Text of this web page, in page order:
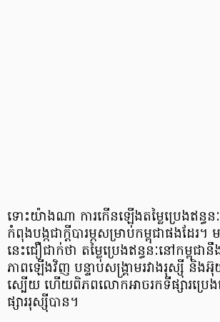
ទោះយ៉ាងណា ការកើនឡើងតម្លៃប្រេងឥន្
កំពុងបង្កជាក្តីបារម្ភសម្រាប់កម្ពុជាផងដែរ។
នេះជឿជាក់ថា តម្លៃប្រេងឥន្ធនៈនៅកម្ពុជ
ភាពឡើងវិញ បន្ទាប់សង្គ្រាមរវាងរុស្ស៊ី និង
ស្បើយ ហើយពិភពលោកអាចរកទីផ្សារប្រ
ផ្សាររុស្ស៊ីបាន។